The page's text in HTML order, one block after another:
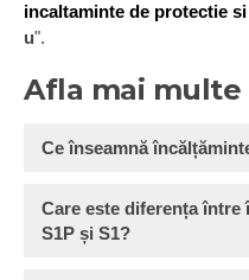
incaltaminte de protectie
u".
Afla mai
Ce înseamnă
Care este diferența
S1P și S1?